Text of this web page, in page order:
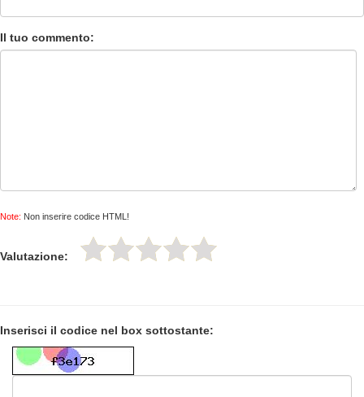
Il tuo commento:
Note: Non inserire codice HTML!
Valutazione:
Inserisci il codice nel box sottostante: